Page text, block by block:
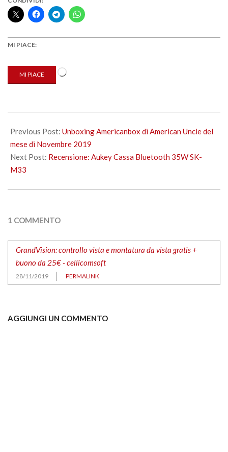
MI PIACE:
MI PIACE
Caricamento
11-
28
Previous Post: Unboxing Americanbox di American Uncle del
mese di Novembre 2019
Next Post: Recensione: Aukey Cassa Bluetooth 35W SK-
M33
1 COMMENTO
GrandVision: controllo vista e montatura da vista gratis +
buono da 25€ - cellicomsoft
28/11/2019 PERMALINK
AGGIUNGI UN COMMENTO